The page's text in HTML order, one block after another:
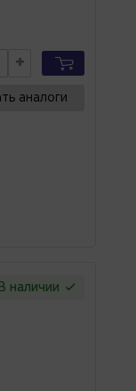
+
аналоги
В наличии